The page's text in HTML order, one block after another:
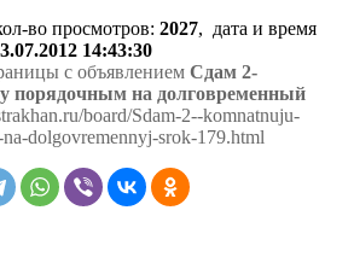
во просмотров: 2027, дата и время
14:43:30
с объявлением Сдам 2-
порядочным на долговременный
board/Sdam-2--komnatnuju-
dolgovremennyj-srok-179.html